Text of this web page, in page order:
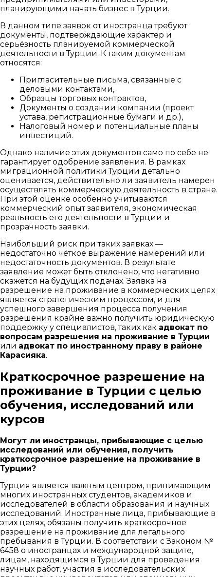
планирующими начать бизнес в Турции.
В данном типе заявок от иностранца требуют
документы, подтверждающие характер и
серьёзность планируемой коммерческой
деятельности в Турции. К таким документам
относятся:
Пригласительные письма, связанные с
деловыми контактами,
Образцы торговых контрактов,
Документы о создании компании (проект
устава, регистрационные бумаги и др.),
Налоговый номер и потенциальные планы
инвестиций.
Однако наличие этих документов само по себе не
гарантирует одобрение заявления. В рамках
миграционной политики Турции детально
оценивается, действительно ли заявитель намерен
осуществлять коммерческую деятельность в стране.
При этой оценке особенно учитываются
коммерческий опыт заявителя, экономическая
реальность его деятельности в Турции и
прозрачность заявки.
Наибольший риск при таких заявках —
недостаточно чёткое выражение намерений или
недостаточность документов. В результате
заявление может быть отклонено, что негативно
скажется на будущих подачах. Заявка на
разрешение на проживание в коммерческих целях
является стратегическим процессом, и для
успешного завершения процесса получения
разрешения крайне важно получить юридическую
поддержку у специалистов, таких как адвокат по
вопросам разрешения на проживание в Турции
или адвокат по иностранному праву в районе
Карасияка.
Краткосрочное разрешение на
проживание в Турции с целью
обучения, исследований или
курсов
Могут ли иностранцы, прибывающие с целью
исследований или обучения, получить
краткосрочное разрешение на проживание в
Турции?
Турция является важным центром, принимающим
многих иностранных студентов, академиков и
исследователей в области образования и научных
исследований. Иностранные лица, прибывающие в
этих целях, обязаны получить краткосрочное
разрешение на проживание для легального
пребывания в Турции. В соответствии с Законом №
6458 о иностранцах и международной защите,
лицам, находящимся в Турции для проведения
научных работ, участия в исследовательских